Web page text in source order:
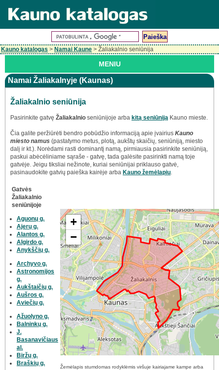
Kauno katalogas > Namai Kaune > Žaliakalnio seniūnija
MENIU
Namai Žaliakalnyje (Kaunas)
Žaliakalnio seniūnija
Pasirinkite gatvę Žaliakalnio seniūnijoje arba kitą seniūniją Kauno mieste.
Čia galite peržiūrėti bendro pobūdžio informaciją apie įvairius Kauno
miesto namus (pastatymo metus, plotą, aukštų skaičių, seniūniją, miesto
dalį ir kt.). Norėdami rasti dominantį namą, pirmiausia pasirinkite seniūniją,
paskui abėcėliniame sąraše - gatvę, tada galėsite pasirinkti namą toje
gatvėje. Jeigu tiksliai nežinote, kuriai seniūnijai priklauso gatvė,
pasinaudokite gatvių paieška kairėje arba Kauno žemėlapiu
Gatvės
Žaliakalnio
seniūnijoje
Aguonų g.
Ajerų g.
Alantos g.
Algirdo g.
Anykščių g.
Archyvo g.
Astronomijos
g.
Aukštaičių g.
Aušros g.
Aviečių g.
Ąžuolyno g.
Balninkų g.
J.
Basanavičiaus
al.
Biržų g.
Braškių g.
+
−
Žemėlapis stumdomas rodyklėmis viršuje kairiajame kampe arba